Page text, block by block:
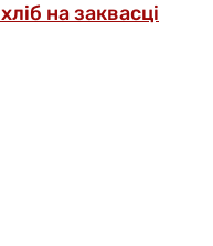
на заквасці